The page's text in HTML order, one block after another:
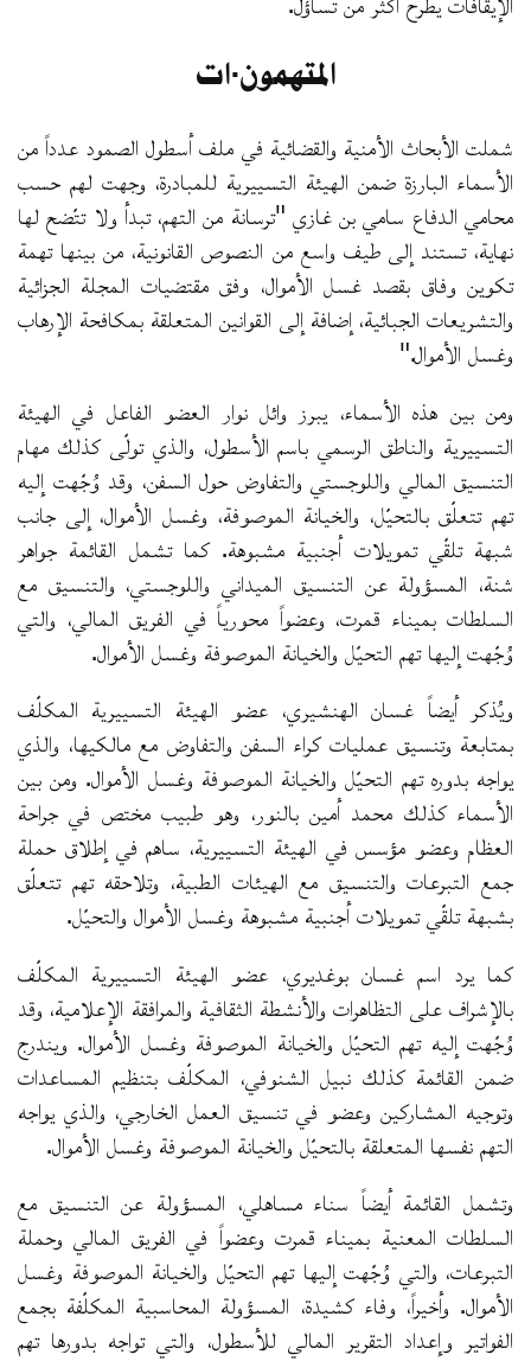
المتهمون·ات
شملت الأبحاث الأمنية والقضائية في ملف أسطول الصمود عدداً من
الأسماء البارزة ضمن الهيئة التسييرية للمبادرة، وجهت لهم حسب
محامي الدفاع سامي بن غازي "ترسانة من التهم، تبدأ ولا تتّضح لها
نهاية، تستند إلى طيف واسع من النصوص القانونية، من بينها تهمة
تكوين وفاق بقصد غسل الأموال، وفق مقتضيات المجلة الجزائية
والتشريعات الجبائية، إضافة إلى القوانين المتعلقة بمكافحة الإرهاب
وغسل الأموال."
ومن بين هذه الأسماء، يبرز وائل نوار العضو الفاعل في الهيئة
التسييرية والناطق الرسمي باسم الأسطول، والذي تولّى كذلك مهام
التنسيق المالي واللوجستي والتفاوض حول السفن، وقد وُجّهت إليه
تهم تتعلّق بالتحيّل، والخيانة الموصوفة، وغسل الأموال، إلى جانب
شبهة تلقّي تمويلات أجنبية مشبوهة. كما تشمل القائمة جواهر
شنة، المسؤولة عن التنسيق الميداني واللوجستي، والتنسيق مع
السلطات بميناء قمرت، وعضواً محورياً في الفريق المالي، والتي
وُجّهت إليها تهم التحيّل والخيانة الموصوفة وغسل الأموال.
ويُذكر أيضاً غسان الهنشيري، عضو الهيئة التسييرية المكلّف
بمتابعة وتنسيق عمليات كراء السفن والتفاوض مع مالكيها، والذي
يواجه بدوره تهم التحيّل والخيانة الموصوفة وغسل الأموال. ومن بين
الأسماء كذلك محمد أمين بالنور، وهو طبيب مختص في جراحة
العظام وعضو مؤسس في الهيئة التسييرية، ساهم في إطلاق حملة
جمع التبرعات والتنسيق مع الهيئات الطبية، وتلاحقه تهم تتعلّق
بشبهة تلقّي تمويلات أجنبية مشبوهة وغسل الأموال والتحيّل.
كما يرد اسم غسان بوغديري، عضو الهيئة التسييرية المكلّف
بالإشراف على التظاهرات والأنشطة الثقافية والمرافقة الإعلامية، وقد
وُجّهت إليه تهم التحيّل والخيانة الموصوفة وغسل الأموال. ويندرج
ضمن القائمة كذلك نبيل الشنوفي، المكلّف بتنظيم المساعدات
وتوجيه المشاركين وعضو في تنسيق العمل الخارجي، والذي يواجه
التهم نفسها المتعلقة بالتحيّل والخيانة الموصوفة وغسل الأموال.
وتشمل القائمة أيضاً سناء مساهلي، المسؤولة عن التنسيق مع
السلطات المعنية بميناء قمرت وعضواً في الفريق المالي وحملة
التبرعات، والتي وُجّهت إليها تهم التحيّل والخيانة الموصوفة وغسل
الأموال. وأخيراً، وفاء كشيدة، المسؤولة المحاسبية المكلّفة بجمع
الفواتير وإعداد التقرير المالي للأسطول، والتي تواجه بدورها تهم